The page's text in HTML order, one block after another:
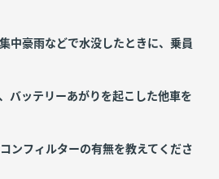
中豪雨などで水没したときに、乗員
バッテリーあがりを起こした他車を
ンフィルターの有無を教えてくださ